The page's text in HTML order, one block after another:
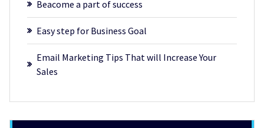
Beacome a part of success
Easy step for Business Goal
Email Marketing Tips That will Increase Your
Sales